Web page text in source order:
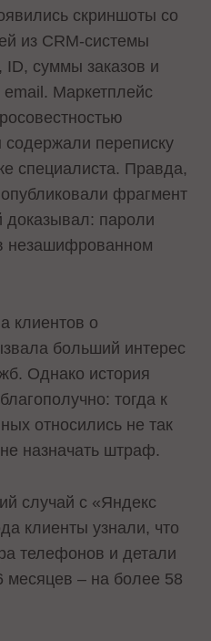
скриншоты со
из CRM-системы
суммы заказов и
Маркетплейс
содержали переписку
специалиста. Правда,
фрагмент
доказывал: пароли
незашифрованном
клиентов о
больший интерес
Однако история
тогда к
относились не так
назначать штраф.
случай с «Яндекс
клиенты узнали, что
телефонов и детали
месяцев – на более 58